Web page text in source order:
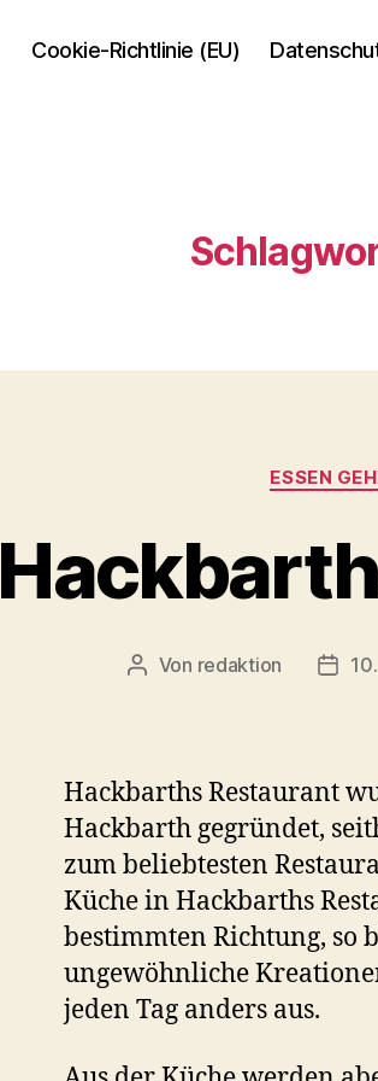
Cookie-Richtlinie (EU)
ESSEN
Beitragsautor
Von redaktion
Hackbarths Restaurant
Hackbarth gegründet,
zum beliebtesten
Küche in Hackbarths
bestimmten Richtung,
ungewöhnliche
jeden Tag anders aus.